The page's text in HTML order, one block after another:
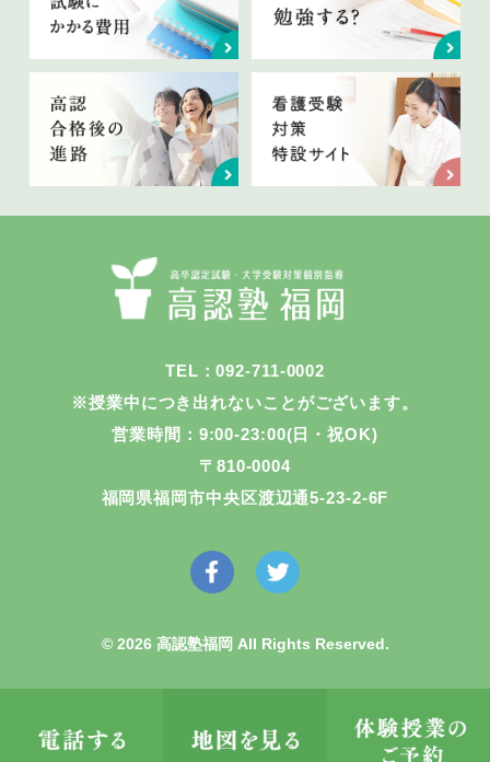
TEL：092-711-0002
※授業中につき出れないことがございます。
営業時間：9:00-23:00(日・祝OK)
〒810-0004
福岡県福岡市中央区渡辺通5-23-2-6F
© 2026 高認塾福岡 All Rights Reserved.